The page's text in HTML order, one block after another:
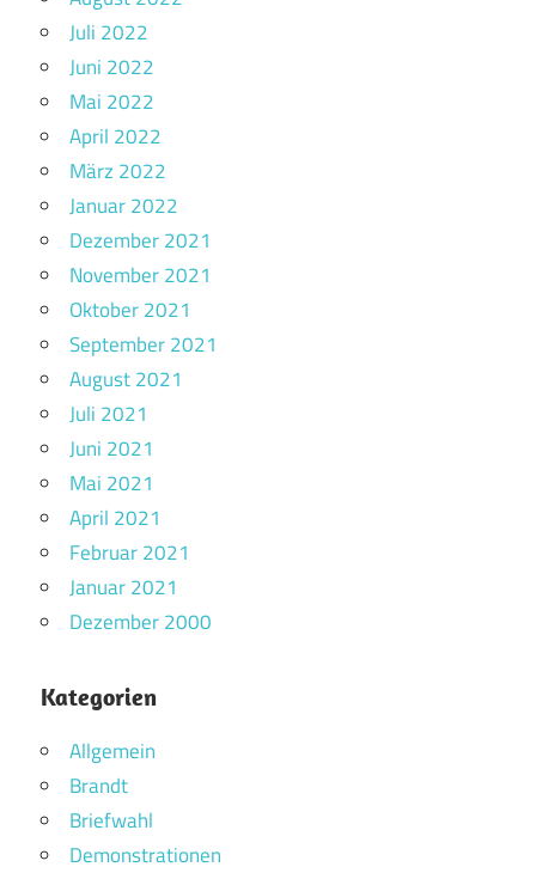
Juli 2022
Juni 2022
Mai 2022
April 2022
März 2022
Januar 2022
Dezember 2021
November 2021
Oktober 2021
September 2021
August 2021
Juli 2021
Juni 2021
Mai 2021
April 2021
Februar 2021
Januar 2021
Dezember 2000
Kategorien
Allgemein
Brandt
Briefwahl
Demonstrationen